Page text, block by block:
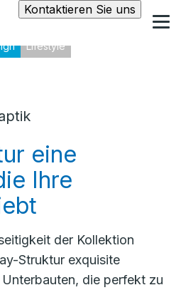
Kontaktieren Sie uns
Lifestyle
eine
Ihre
der Kollektion
Struktur exquisite
die perfekt zu